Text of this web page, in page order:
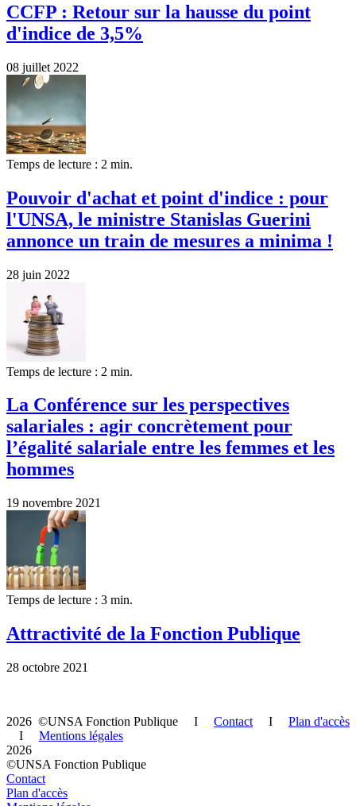
CCFP : Retour sur la hausse du point
d'indice de 3,5%
08 juillet 2022
Temps de lecture : 2 min.
Pouvoir d'achat et point d'indice : pour
l'UNSA, le ministre Stanislas Guerini
annonce un train de mesures a minima !
28 juin 2022
Temps de lecture : 2 min.
La Conférence sur les perspectives
salariales : agir concrètement pour
l’égalité salariale entre les femmes et les
hommes
19 novembre 2021
Temps de lecture : 3 min.
Attractivité de la Fonction Publique
28 octobre 2021
2026 ©UNSA Fonction Publique I Contact I Plan d'accès
I Mentions légales
2026
©UNSA Fonction Publique
Contact
Plan d'accès